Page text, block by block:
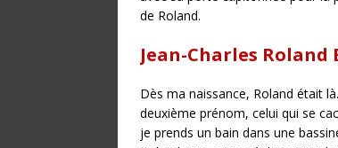
de Roland.
Jean-Charles Roland
Dès ma naissance, Roland était
deuxième prénom, celui qui se
je prends un bain dans une